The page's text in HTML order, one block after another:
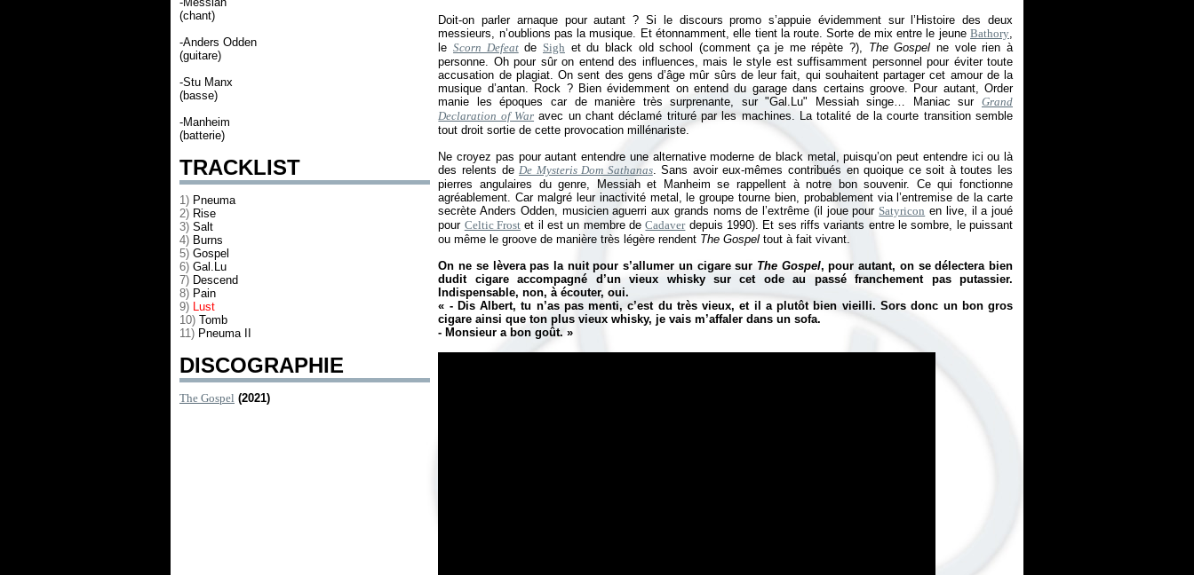
(chant)
-Anders Odden
(guitare)
-Stu Manx
(basse)
-Manheim
(batterie)
TRACKLIST
1) Pneuma
2) Rise
3) Salt
4) Burns
5) Gospel
6) Gal.Lu
7) Descend
8) Pain
9) Lust
10) Tomb
11) Pneuma II
DISCOGRAPHIE
The Gospel (2021)
Doit-on parler arnaque pour autant ? Si le discours promo s’appuie évidemment sur l’Histoire des deux
messieurs, n’oublions pas la musique. Et étonnamment, elle tient la route. Sorte de mix entre le jeune Bathory,
leScorn Defeatde Sigh et du black old school (comment ça je me répète ?), The Gospel ne vole rien à
personne. Oh pour sûr on entend des influences, mais le style est suffisamment personnel pour éviter toute
accusation de plagiat. On sent des gens d’âge mûr sûrs de leur fait, qui souhaitent partager cet amour de la
musique d’antan. Rock ? Bien évidemment on entend du garage dans certains groove. Pour autant, Order
manie les époques car de manière très surprenante, sur "Gal.Lu" Messiah singe… Maniac sur Grand
Declaration of War avec un chant déclamé trituré par les machines. La totalité de la courte transition semble
tout droit sortie de cette provocation millénariste.
Ne croyez pas pour autant entendre une alternative moderne de black metal, puisqu’on peut entendre ici ou là
des relents deDe Mysteris Dom Sathanas. Sans avoir eux-mêmes contribués en quoique ce soit à toutes les
pierres angulaires du genre, Messiah et Manheim se rappellent à notre bon souvenir. Ce qui fonctionne
agréablement. Car malgré leur inactivité metal, le groupe tourne bien, probablement via l’entremise de la carte
secrète Anders Odden, musicien aguerri aux grands noms de l’extrême (il joue pour Satyricon en live, il a joué
pour Celtic Frost et il est un membre deCadaverdepuis 1990). Et ses riffs variants entre le sombre, le puissant
ou même le groove de manière très légère rendent The Gospel tout à fait vivant.
On ne se lèvera pas la nuit pour s’allumer un cigare sur The Gospel, pour autant, on se délectera bien
dudit cigare accompagné d’un vieux whisky sur cet ode au passé franchement pas putassier.
Indispensable, non, à écouter, oui.
« - Dis Albert, tu n’as pas menti, c’est du très vieux, et il a plutôt bien vieilli. Sors donc un bon gros
cigare ainsi que ton plus vieux whisky, je vais m’affaler dans un sofa.
- Monsieur a bon goût.»